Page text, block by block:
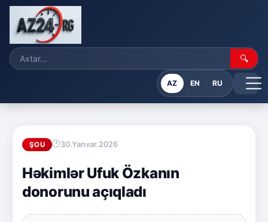
🔍
AZ EN RU
ŞOU 30.Yanvar.2026
Həkimlər Ufuk Özkanın
donorunu açıqladı